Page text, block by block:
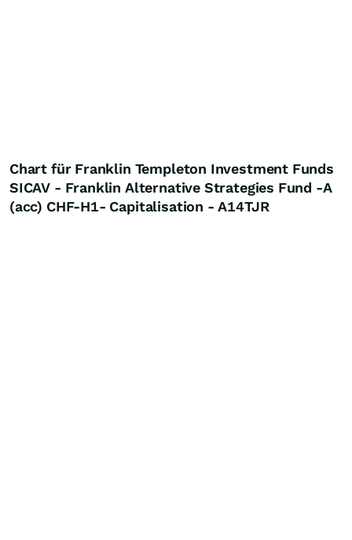
Chart für Franklin Templeton Investment Funds
SICAV - Franklin Alternative Strategies Fund -A
(acc) CHF-H1- Capitalisation - A14TJR